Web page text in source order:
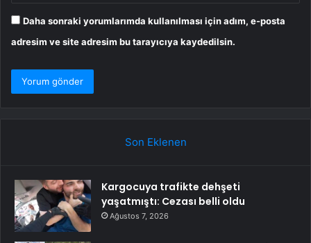
Daha sonraki yorumlarımda kullanılması için adım, e-posta
adresim ve site adresim bu tarayıcıya kaydedilsin.
Son Eklenen
Kargocuya trafikte dehşeti
yaşatmıştı: Cezası belli oldu
Ağustos 7, 2026